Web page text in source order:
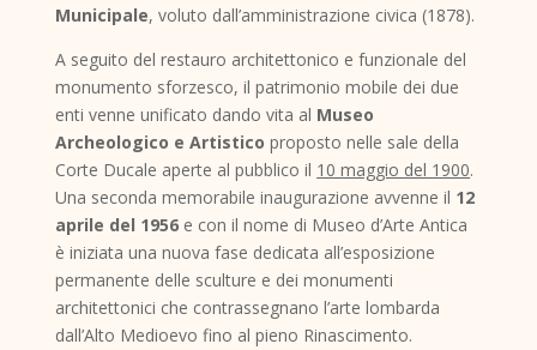
Municipale, voluto dall’amministrazione civica (1878).
A seguito del restauro architettonico e funzionale del
monumento sforzesco, il patrimonio mobile dei due
enti venne unificato dando vita al Museo
Archeologico e Artistico proposto nelle sale della
Corte Ducale aperte al pubblico il 10 maggio del 1900.
Una seconda memorabile inaugurazione avvenne il 12
aprile del 1956 e con il nome di Museo d’Arte Antica
è iniziata una nuova fase dedicata all’esposizione
permanente delle sculture e dei monumenti
architettonici che contrassegnano l’arte lombarda
dall’Alto Medioevo fino al pieno Rinascimento.